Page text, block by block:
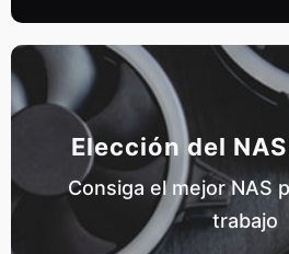
Elección del
Consiga el mejor NAS
trabajo